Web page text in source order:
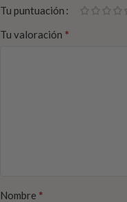
Tu puntuación
Tu valoración *
Nombre *